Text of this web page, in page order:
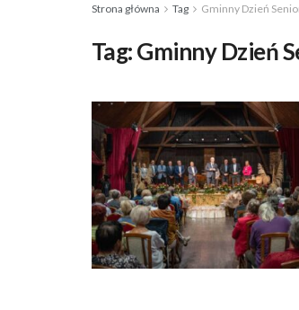
Strona główna Tag Gminny Dzień
Tag:Gminny Dzień